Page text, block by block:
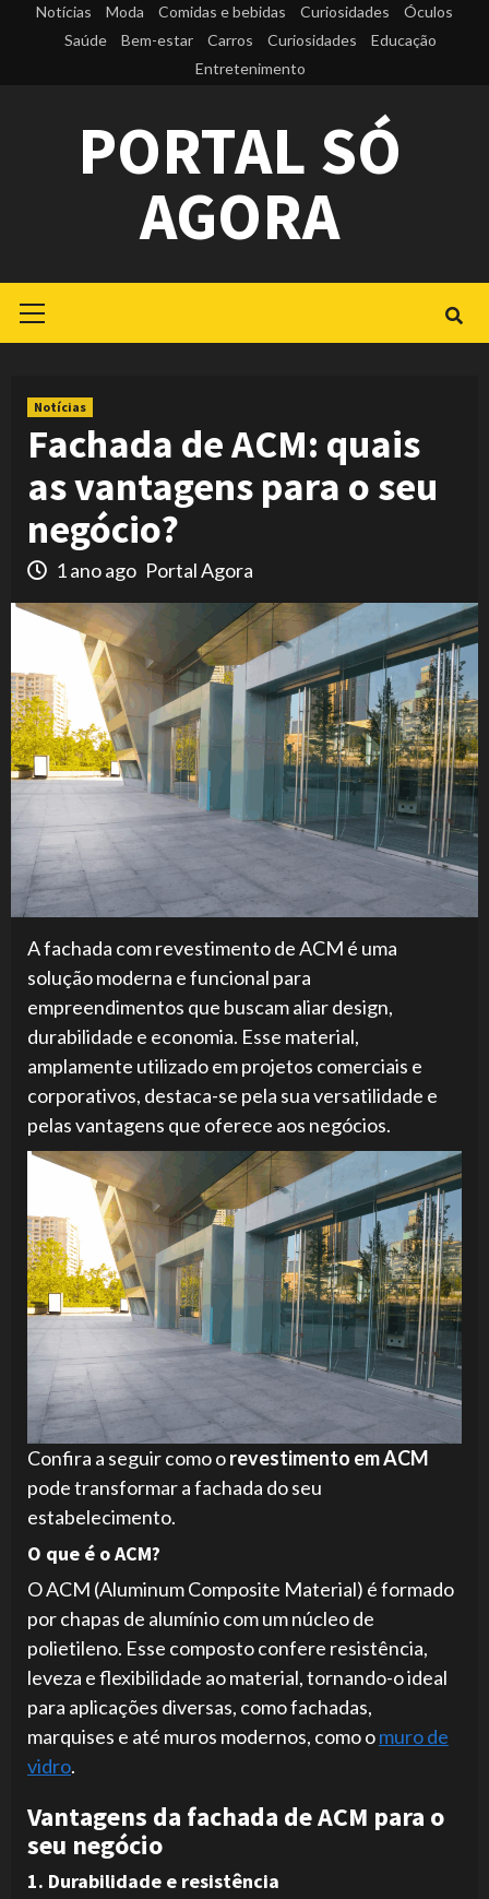
Notícias Moda Comidas e bebidas Curiosidades
Óculos
Saúde
Bem-estar Carros Curiosidades
Educação
Entretenimento
PORTAL SÓ
AGORA
Menu
Notícias
Fachada de ACM: quais
as vantagens para o seu
negócio?
1 ano ago Portal Agora
A fachada com revestimento de ACM é uma
solução moderna e funcional para
empreendimentos que buscam aliar design,
durabilidade e economia. Esse material,
amplamente utilizado em projetos comerciais e
corporativos, destaca-se pela sua versatilidade e
pelas vantagens que oferece aos negócios.
Confira a seguir como orevestimento em ACM
pode transformar a fachada do seu
estabelecimento.
O que é o ACM?
O ACM (Aluminum Composite Material) é formado
por chapas de alumínio com um núcleo de
polietileno. Esse composto confere resistência,
leveza e flexibilidade ao material, tornando-o ideal
para aplicações diversas, como fachadas,
marquises e até muros modernos, como omuro de
vidro.
Vantagens da fachada de ACM para o
seu negócio
1. Durabilidade e resistência